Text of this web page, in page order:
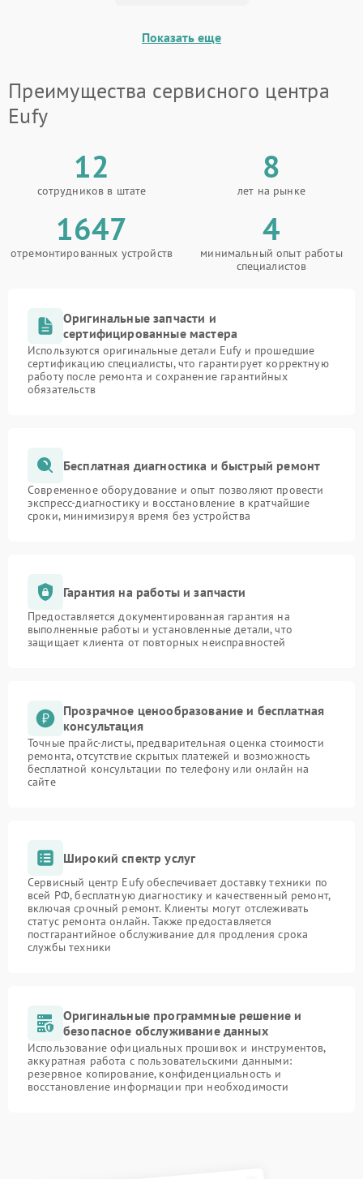
Показать еще
Преимущества сервисного центра
Eufy
12
сотрудников в штате
8
лет на рынке
1647
отремонтированных устройств
4
минимальный опыт работы
специалистов
Оригинальные запчасти и
сертифицированные мастера
Используются оригинальные детали Eufy и прошедшие
сертификацию специалисты, что гарантирует корректную
работу после ремонта и сохранение гарантийных
обязательств
Бесплатная диагностика и быстрый ремонт
Современное оборудование и опыт позволяют провести
экспресс-диагностику и восстановление в кратчайшие
сроки, минимизируя время без устройства
Гарантия на работы и запчасти
Предоставляется документированная гарантия на
выполненные работы и установленные детали, что
защищает клиента от повторных неисправностей
Прозрачное ценообразование и бесплатная
консультация
Точные прайс-листы, предварительная оценка стоимости
ремонта, отсутствие скрытых платежей и возможность
бесплатной консультации по телефону или онлайн на
сайте
Широкий спектр услуг
Сервисный центр Eufy обеспечивает доставку техники по
всей РФ, бесплатную диагностику и качественный ремонт,
включая срочный ремонт. Клиенты могут отслеживать
статус ремонта онлайн. Также предоставляется
постгарантийное обслуживание для продления срока
службы техники
Оригинальные программные решение и
безопасное обслуживание данных
Использование официальных прошивок и инструментов,
аккуратная работа с пользовательскими данными:
резервное копирование, конфиденциальность и
восстановление информации при необходимости